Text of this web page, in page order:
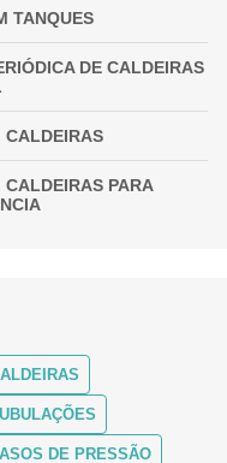
TANQUES
DE CALDEIRAS
CALDEIRAS
PARA
COMO
ENTENDA A
DE PRESSÃO